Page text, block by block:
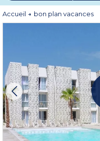
*Offre non rétroactive valable du
séjours du 30 mai au 24 octobre
un stock dédié à l'opération.
Accueil bon plan vacances